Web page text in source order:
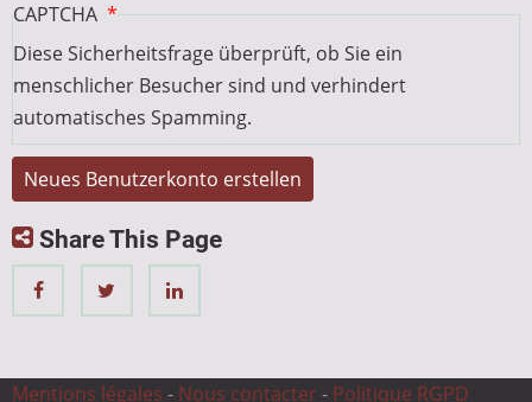
CAPTCHA
Diese Sicherheitsfrage überprüft, ob Sie ein
menschlicher Besucher sind und verhindert
automatisches Spamming.
Share This Page
Mentions légales - Nous contacter - Politique RGPD